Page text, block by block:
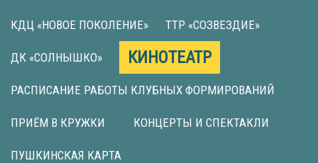
КДЦ «НОВОЕ ПОКОЛЕНИЕ» ТТР «СОЗВЕЗДИЕ»
ДК «СОЛНЫШКО» КИНОТЕАТР
РАСПИСАНИЕ РАБОТЫ КЛУБНЫХ ФОРМИРОВАНИЙ
ПРИЁМ В КРУЖКИ КОНЦЕРТЫ И СПЕКТАКЛИ
ПУШКИНСКАЯ КАРТА